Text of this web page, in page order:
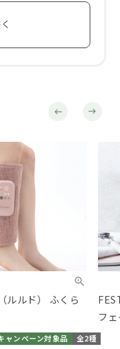
ルルド） ふくら
ャンペーン対象品 全2種
フ
ナ